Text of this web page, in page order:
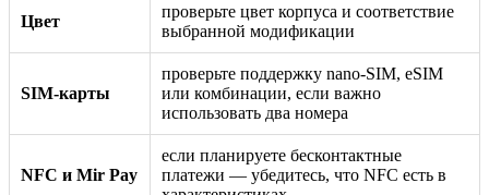
Цвет
проверьте цвет корпуса и соответствие
выбранной модификации
SIM-карты
проверьте поддержку nano-SIM, eSIM
или комбинации, если важно
использовать два номера
NFC и Mir Pay
если планируете бесконтактные
платежи — убедитесь, что NFC есть в